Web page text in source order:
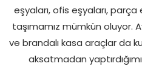
eşyaları, ofis eşyaları, parça
taşımamız mümkün oluyor.
ve brandalı kasa araçlar da
aksatmadan